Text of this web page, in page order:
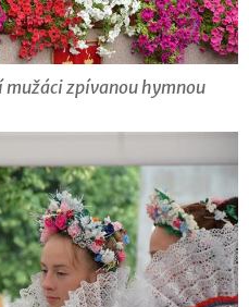
zpívanou hymnou